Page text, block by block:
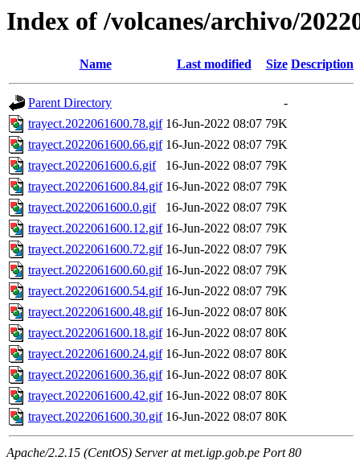
Index of /volcanes/archivo/
Name Last modified Size Description
Parent Directory
-
trayect.2022061600.78.gif 16-Jun-2022 08:07 79K
trayect.2022061600.66.gif 16-Jun-2022 08:07 79K
trayect.2022061600.6.gif
16-Jun-2022 08:07 79K
trayect.2022061600.84.gif 16-Jun-2022 08:07 79K
trayect.2022061600.0.gif
16-Jun-2022 08:07 79K
trayect.2022061600.12.gif 16-Jun-2022 08:07 79K
trayect.2022061600.72.gif 16-Jun-2022 08:07 79K
trayect.2022061600.60.gif 16-Jun-2022 08:07 79K
trayect.2022061600.54.gif 16-Jun-2022 08:07 79K
trayect.2022061600.48.gif 16-Jun-2022 08:07 80K
trayect.2022061600.18.gif 16-Jun-2022 08:07 80K
trayect.2022061600.24.gif 16-Jun-2022 08:07 80K
trayect.2022061600.36.gif 16-Jun-2022 08:07 80K
trayect.2022061600.42.gif 16-Jun-2022 08:07 80K
trayect.2022061600.30.gif 16-Jun-2022 08:07 80K
Apache/2.2.15 (CentOS) Server at met.igp.gob.pe Port 80